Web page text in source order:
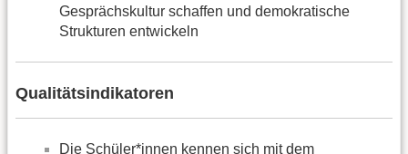
Gesprächskultur schaffen und demokratische
Strukturen entwickeln
Qualitätsindikatoren
Die Schüler*innen kennen sich mit dem